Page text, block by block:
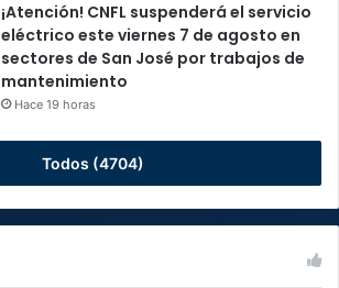
¡Atención! CNFL suspenderá el servicio
eléctrico este viernes 7 de agosto en
sectores de San José por trabajos de
mantenimiento
Hace 19 horas
Todos (4704)